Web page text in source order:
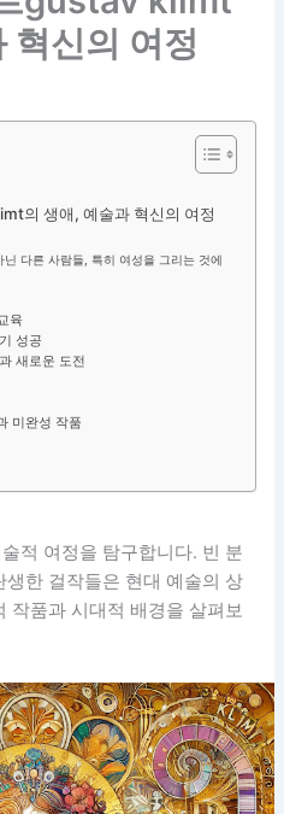
혁신의 여정
의 생애, 예술과 혁신의 여정
닌 다른 사람들, 특히 여성을 그리는 것에
육
성공
새로운 도전
미완성 작품
적 여정을 탐구합니다. 빈 분
한 걸작들은 현대 예술의 상
작품과 시대적 배경을 살펴보